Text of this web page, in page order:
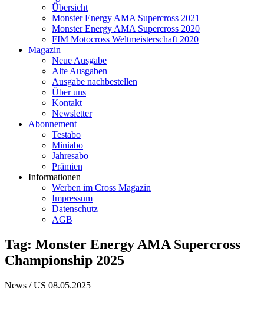
Übersicht
Monster Energy AMA Supercross 2021
Monster Energy AMA Supercross 2020
FIM Motocross Weltmeisterschaft 2020
Magazin
Neue Ausgabe
Alte Ausgaben
Ausgabe nachbestellen
Über uns
Kontakt
Newsletter
Abonnement
Testabo
Miniabo
Jahresabo
Prämien
Informationen
Werben im Cross Magazin
Impressum
Datenschutz
AGB
Tag: Monster Energy AMA Supercross
Championship 2025
News / US 08.05.2025